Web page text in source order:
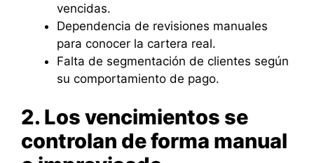
vencidas.
Dependencia de revisiones manuales
para conocer la cartera real.
Falta de segmentación de clientes según
su comportamiento de pago.
2. Los vencimientos se
controlan de forma manual